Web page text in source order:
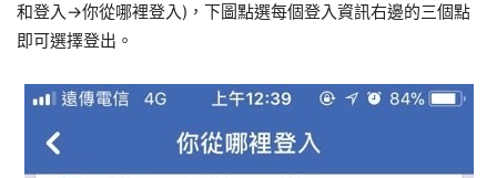
和登入→你從哪裡登入)，下圖點選每個登入資訊右邊的三個點
即可選擇登出。